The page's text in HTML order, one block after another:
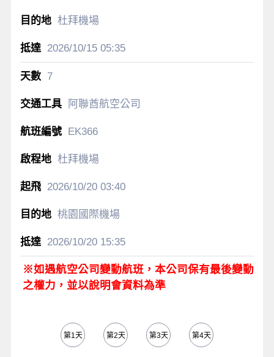
杜拜機場
2026/10/1505:35
7
阿聯酋航空公司
EK366
杜拜機場
2026/10/2003:40
桃園國際機場
2026/10/2015:35
※如遇航空公司變動航班，本公司保有最後變動
之權力，並以說明會資料為準
第1天 第2天 第3天 第4天